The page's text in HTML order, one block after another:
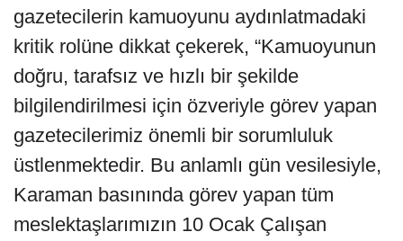
gazetecilerin kamuoyunu aydınlatmadaki
kritik rolüne dikkat çekerek, “Kamuoyunun
doğru, tarafsız ve hızlı bir şekilde
bilgilendirilmesi için özveriyle görev yapan
gazetecilerimiz önemli bir sorumluluk
üstlenmektedir. Bu anlamlı gün vesilesiyle,
Karaman basınında görev yapan tüm
meslektaşlarımızın 10 Ocak Çalışan